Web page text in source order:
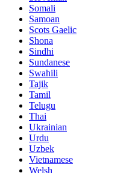
Somali
Samoan
Scots Gaelic
Shona
Sindhi
Sundanese
Swahili
Tajik
Tamil
Telugu
Thai
Ukrainian
Urdu
Uzbek
Vietnamese
Welsh